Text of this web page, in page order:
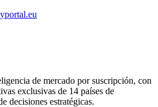
de mercado por suscripción, con
exclusivas de 14 países de
decisiones estratégicas.